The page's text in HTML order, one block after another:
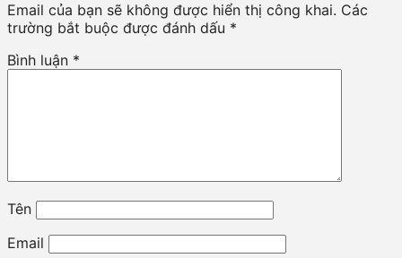
Email của bạn sẽ không được hiển thị công khai. Các
trường bắt buộc được đánh dấu *
Bình luận *
Tên
Email